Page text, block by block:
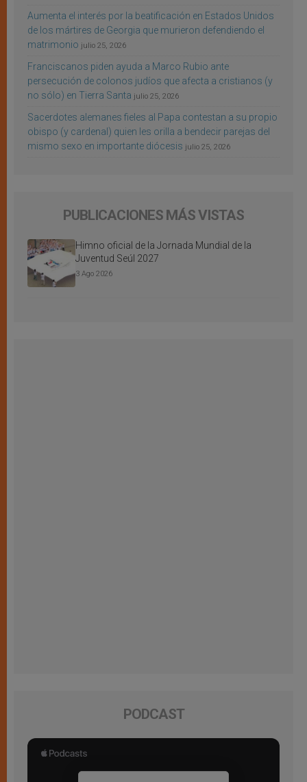
Aumenta el interés por la beatificación en Estados Unidos
de los mártires de Georgia que murieron defendiendo el
matrimonio julio 25, 2026
Franciscanos piden ayuda a Marco Rubio ante
persecución de colonos judíos que afecta a cristianos (y
no sólo) en Tierra Santa julio 25, 2026
Sacerdotes alemanes fieles al Papa contestan a su propio
obispo (y cardenal) quien les orilla a bendecir parejas del
mismo sexo en importante diócesis julio 25, 2026
PUBLICACIONES MÁS VISTAS
Himno oficial de la Jornada Mundial de la
Juventud Seúl 2027
3 Ago 2026
PODCAST